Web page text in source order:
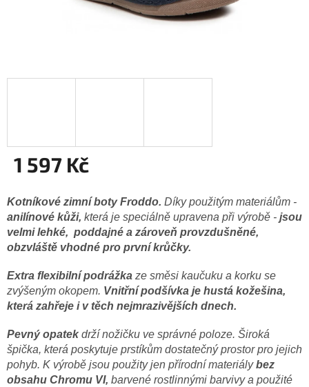
1 597 Kč
cena:
Kotníkové zimní botyFroddo. Díky použitým materiálům -
anilínové kůži, která je speciálně upravena při výrobě - jsou
velmi lehké, poddajné a zároveň provzdušněné,
obzvláště vhodné pro první krůčky.
Extra flexibilní podrážka ze směsi kaučuku a korku se
zvýšeným okopem. Vnitřní podšívka je hustá kožešina,
která zahřeje i v těch nejmrazivějších dnech.
Pevný opatekdrží nožičku ve správné poloze. Široká
špička, která poskytuje prstíkům dostatečný prostor pro jejich
pohyb. K výrobě jsou použity jen přírodní materiálybez
obsahu Chromu VI, barvené rostlinnými barvivy a použité